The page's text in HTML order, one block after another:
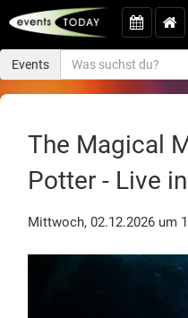
Events
The Magical
Potter - Live
Mittwoch, 02.12.2026 um